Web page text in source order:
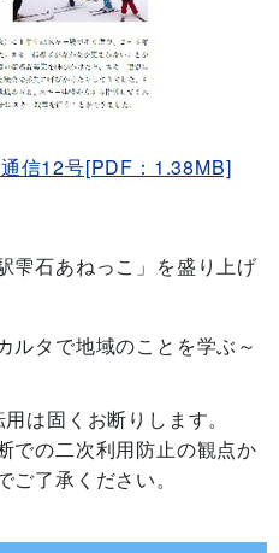
信12号[PDF：1.38MB]
雫石あねっこ」を盛り上げ
ルタで地域のことを学ぶ～
は固くお断りします。
での二次利用防止の観点か
了承ください。